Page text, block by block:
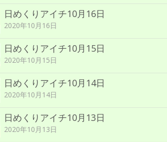
日めくりアイチ10月16日
2020年10月16日
日めくりアイチ10月15日
2020年10月15日
日めくりアイチ10月14日
2020年10月14日
日めくりアイチ10月13日
2020年10月13日